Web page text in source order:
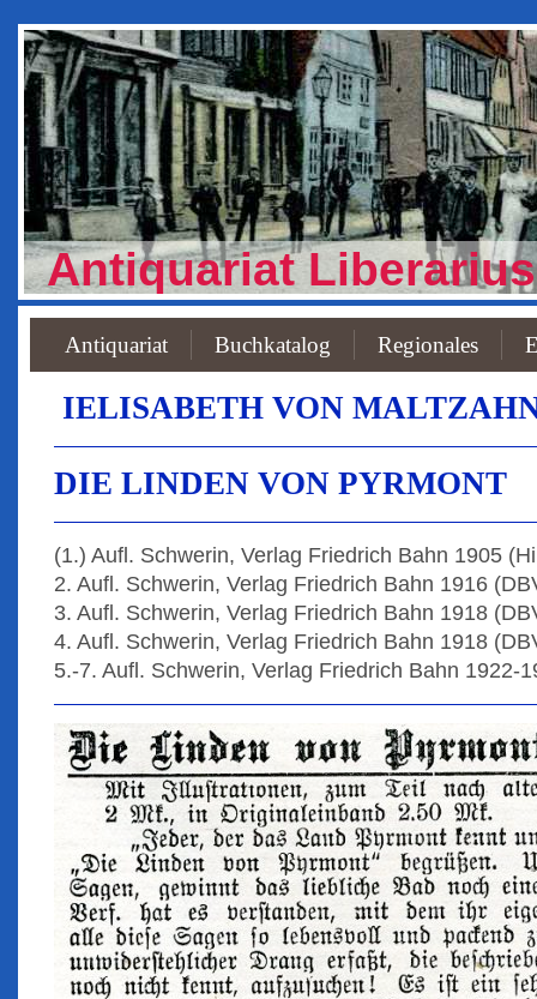
Antiquariat Liberarius
Antiquariat Buchkatalog Regionales
IELISABETH VON
DIE LINDEN VON PYRMONT
(1.) Aufl. Schwerin, Verlag Friedrich Bahn 1905
2. Aufl. Schwerin, Verlag Friedrich Bahn 1916
3. Aufl. Schwerin, Verlag Friedrich Bahn 1918
4. Aufl. Schwerin, Verlag Friedrich Bahn 1918
5.-7. Aufl. Schwerin, Verlag Friedrich Bahn 1922-